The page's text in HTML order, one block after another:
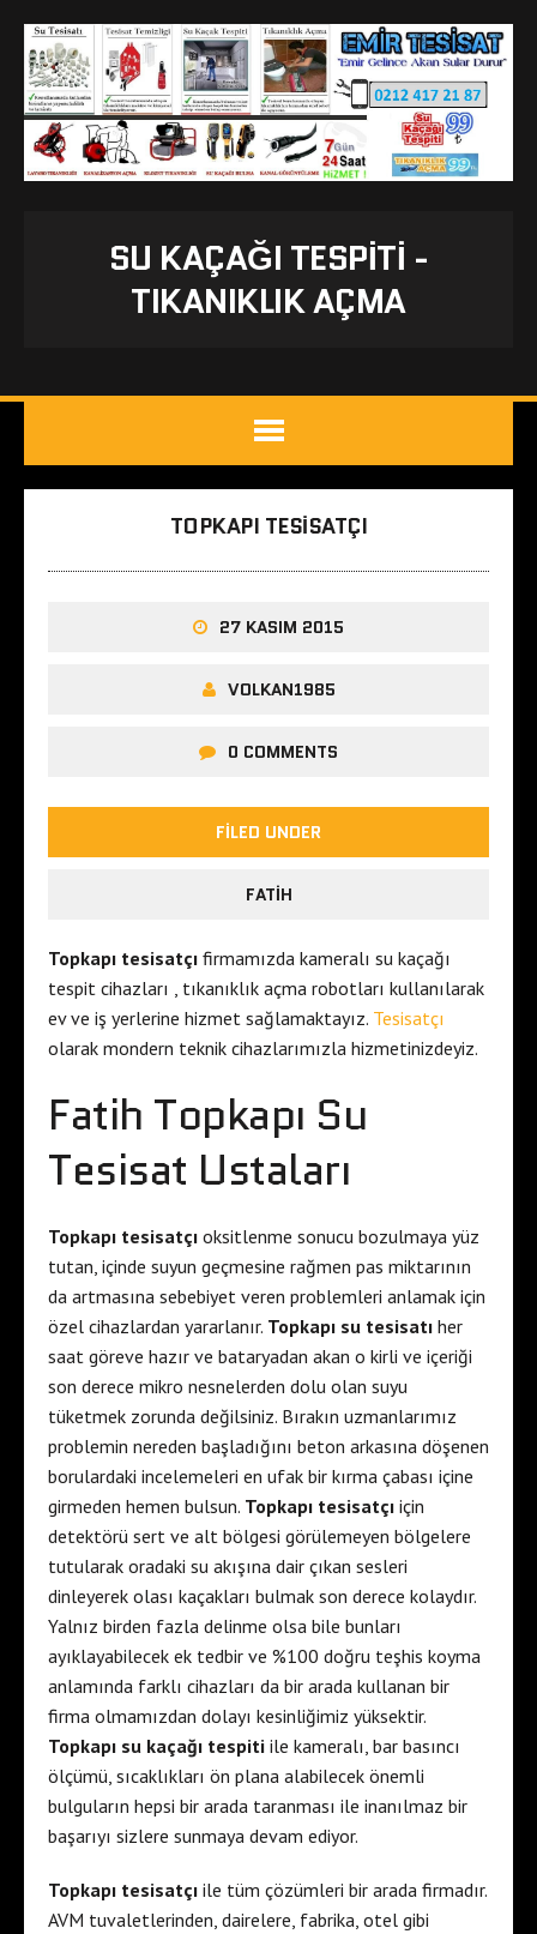
SU KAÇAĞI TESPITI -
TIKANIKLIK AÇMA
TOPKAPI TESISATÇI
27 KASIM 2015
VOLKAN1985
0 COMMENTS
FILED UNDER
FATIH
Topkapı tesisatçı firmamızda kameralı su kaçağı
tespit cihazları , tıkanıklık açma robotları kullanılarak
ev ve iş yerlerine hizmet sağlamaktayız. Tesisatçı
olarak mondern teknik cihazlarımızla hizmetinizdeyiz.
Fatih Topkapı Su
Tesisat Ustaları
Topkapı tesisatçı oksitlenme sonucu bozulmaya yüz
tutan, içinde suyun geçmesine rağmen pas miktarının
da artmasına sebebiyet veren problemleri anlamak için
özel cihazlardan yararlanır. Topkapı su tesisatı her
saat göreve hazır ve bataryadan akan o kirli ve içeriği
son derece mikro nesnelerden dolu olan suyu
tüketmek zorunda değilsiniz. Bırakın uzmanlarımız
problemin nereden başladığını beton arkasına döşenen
borulardaki incelemeleri en ufak bir kırma çabası içine
girmeden hemen bulsun. Topkapı tesisatçı için
detektörü sert ve alt bölgesi görülemeyen bölgelere
tutularak oradaki su akışına dair çıkan sesleri
dinleyerek olası kaçakları bulmak son derece kolaydır.
Yalnız birden fazla delinme olsa bile bunları
ayıklayabilecek ek tedbir ve %100 doğru teşhis koyma
anlamında farklı cihazları da bir arada kullanan bir
firma olmamızdan dolayı kesinliğimiz yüksektir.
Topkapı su kaçağı tespiti ile kameralı, bar basıncı
ölçümü, sıcaklıkları ön plana alabilecek önemli
bulguların hepsi bir arada taranması ile inanılmaz bir
başarıyı sizlere sunmaya devam ediyor.
Topkapı tesisatçı ile tüm çözümleri bir arada firmadır.
AVM tuvaletlerinden, dairelere, fabrika, otel gibi